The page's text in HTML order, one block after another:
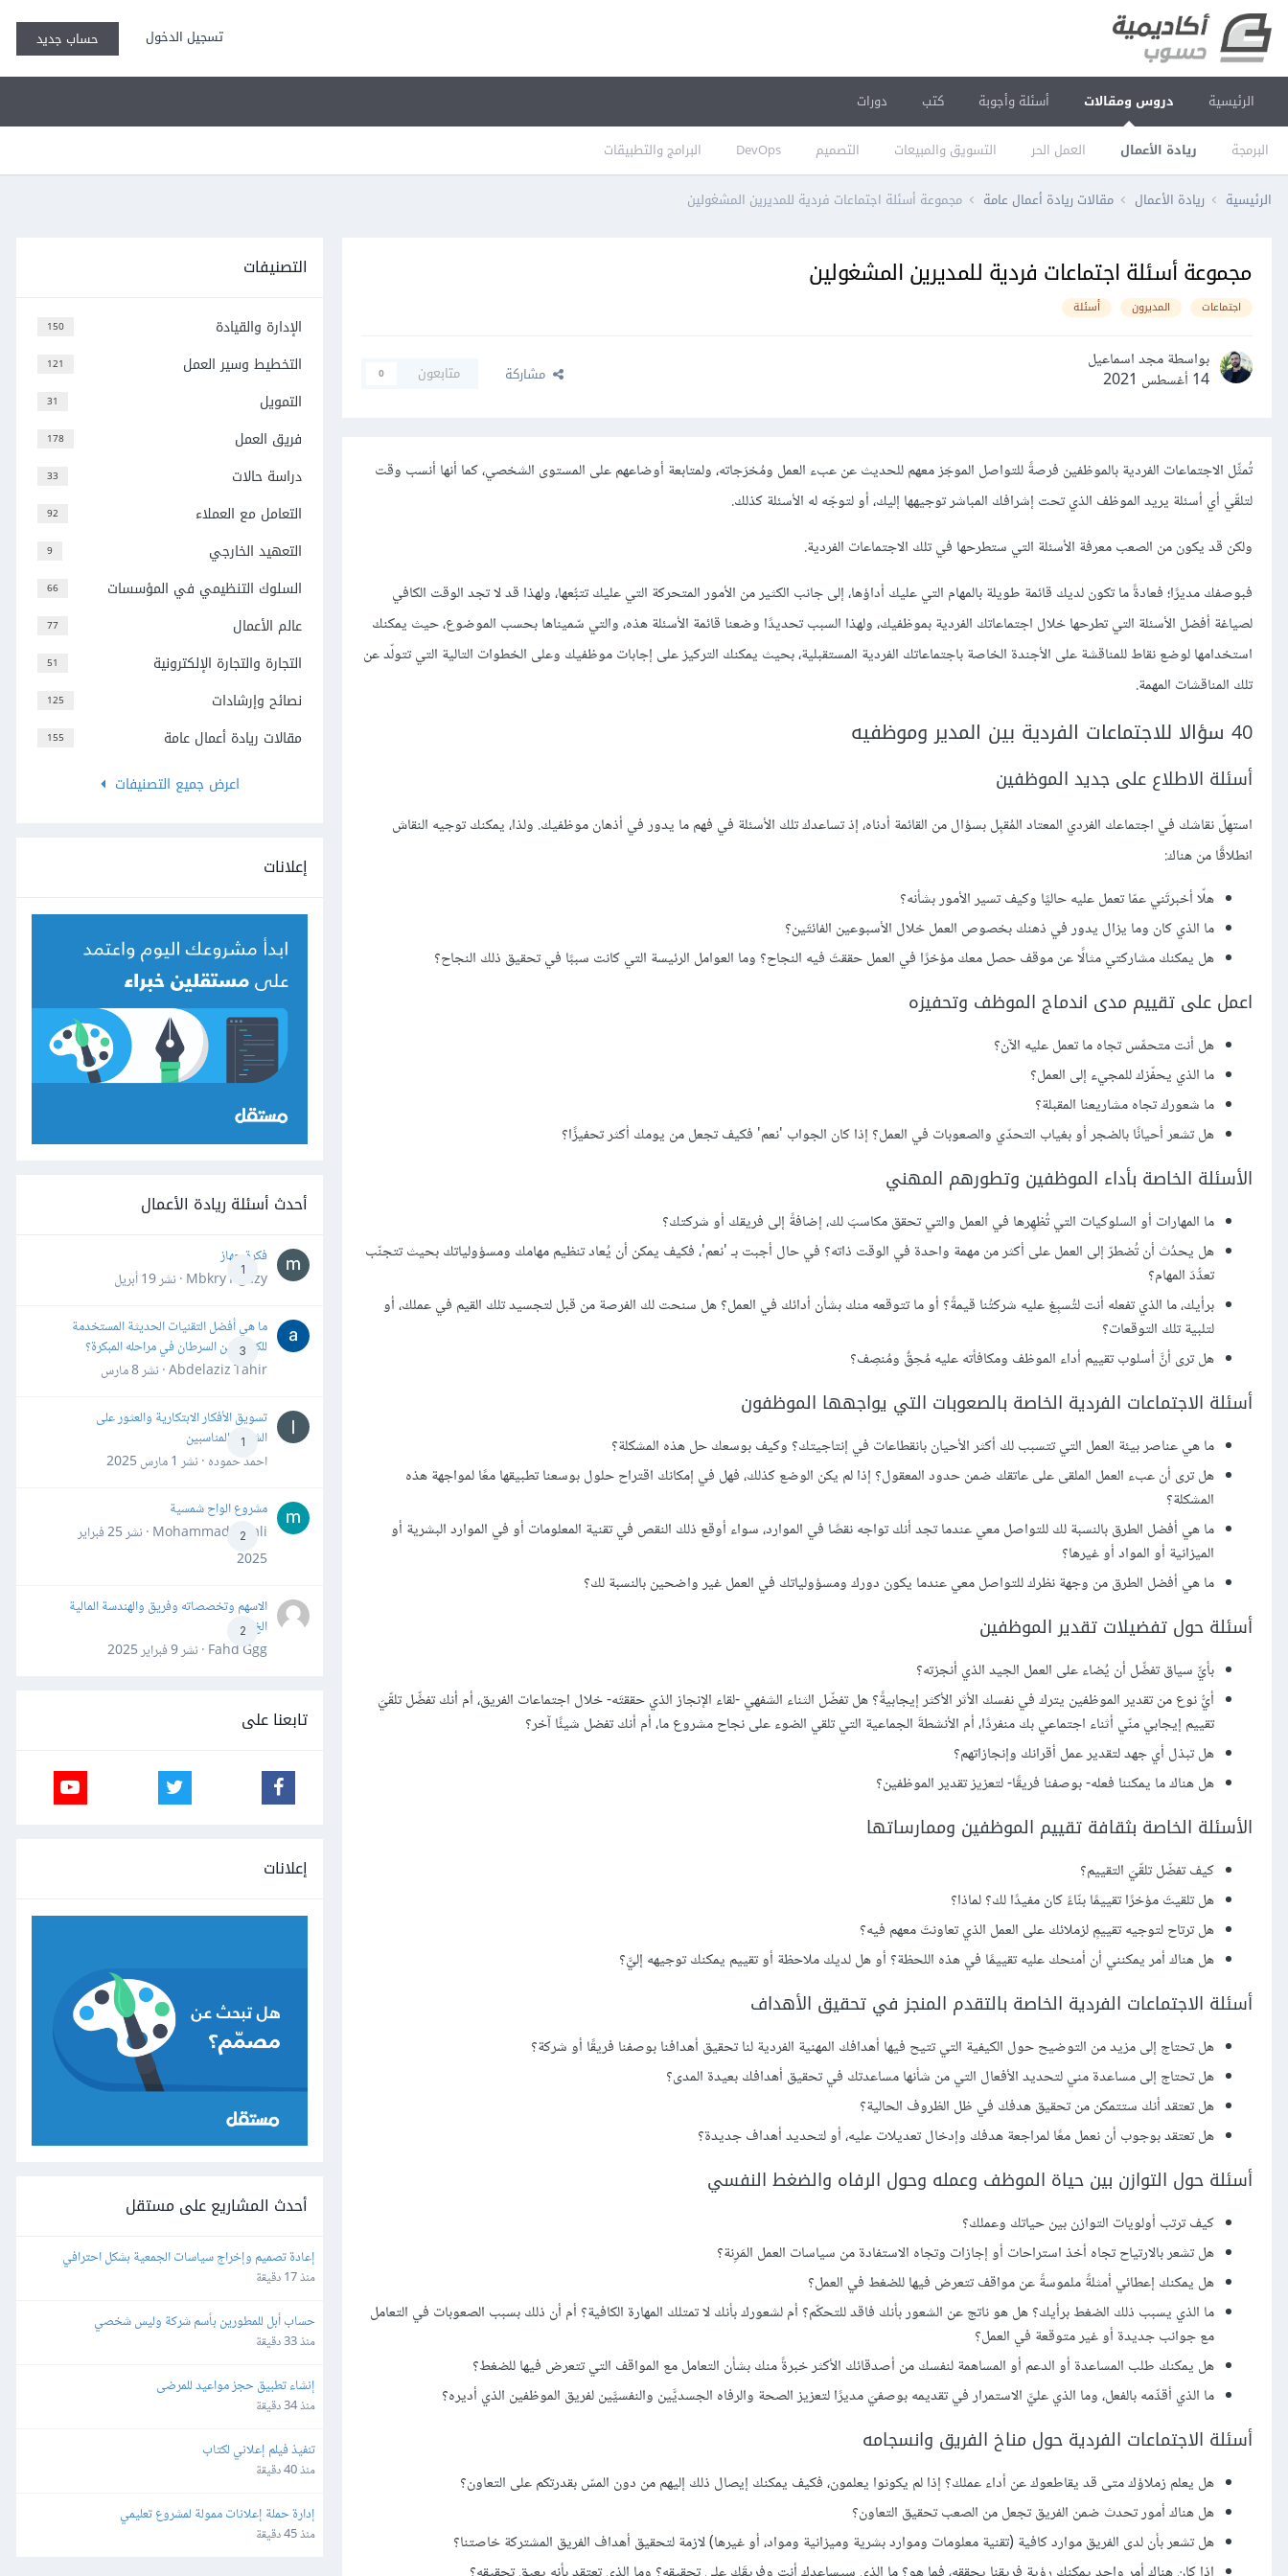
تسجيل الدخول حساب جديد
الرئيسية دروس ومقالات
البرمجة ريادة الأعمال العمل الحر التسويق والمبيعات التصميم DevOps البرامج والتطبيقات
أسئلة وأجوبة كتب دورات
الرئيسية ريادة الأعمال مقالات ريادة أعمال عامة مجموعة أسئلة اجتماعات فردية للمديرين المشغولين
مجموعة أسئلة اجتماعات فردية للمديرين المشغولين
اجتماعات المديرون أسئلة
بواسطة مجد اسماعيل
14 أغسطس 2021
مشاركة متابعون 0
تُمثِّل الاجتماعات الفردية بالموظفين فرصةً للتواصل الموجَز معهم للحديث عن عبء العمل ومُخرَجاته، ولمتابعة أوضاعهم على المستوى الشخصي، كما أنها أنسب وقت
لتلقّي أي أسئلة يريد الموظف الذي تحت إشرافك المباشر توجيهها إليك، أو لتوجّه له الأسئلة كذلك.
ولكن قد يكون من الصعب معرفة الأسئلة التي ستطرحها في تلك الاجتماعات الفردية.
فبوصفك مديرًا؛ فعادةً ما تكون لديك قائمة طويلة بالمهام التي عليك أداؤها، إلى جانب الكثير من الأمور المتحركة التي عليك تتبُّعها، ولهذا قد لا تجد الوقت الكافي
لصياغة أفضل الأسئلة التي تطرحها خلال اجتماعاتك الفردية بموظفيك، ولهذا السبب تحديدًا وضعنا قائمة الأسئلة هذه، والتي سّميناها بحسب الموضوع، حيث يمكنك
استخدامها لوضع نقاط للمناقشة على الأجندة الخاصة باجتماعاتك الفردية المستقبلية، بحيث يمكنك التركيز على إجابات موظفيك وعلى الخطوات التالية التي تتولّد عن
تلك المناقشات المهمة.
40 سؤالا للاجتماعات الفردية بين المدير وموظفيه
أسئلة الاطلاع على جديد الموظفين
استهِلّ نقاشك في اجتماعك الفردي المعتاد المُقبِل بسؤال من القائمة أدناه، إذ تساعدك تلك الأسئلة في فهم ما يدور في أذهان موظفيك. ولذا، يمكنك توجيه النقاش
انطلاقًا من هناك:
هلّا أخبرتَني عمّا تعمل عليه حاليًا وكيف تسير الأمور بشأنه؟
ما الذي كان وما يزال يدور في ذهنك بخصوص العمل خلال الأسبوعين الفائتَين؟
هل يمكنك مشاركتي مثالًا عن موقف حصل معك مؤخرًا في العمل حققتَ فيه النجاح؟ وما العوامل الرئيسة التي كانت سببًا في تحقيق ذلك النجاح؟
اعمل على تقييم مدى اندماج الموظف وتحفيزه
هل أنت متحمِّس تجاه ما تعمل عليه الآن؟
ما الذي يحفّزك للمجيء إلى العمل؟
ما شعورك تجاه مشاريعنا المقبلة؟
هل تشعر أحيانًا بالضجر أو بغياب التحدّي والصعوبات في العمل؟ إذا كان الجواب 'نعم' فكيف تجعل من يومك أكثر تحفيزًا؟
الأسئلة الخاصة بأداء الموظفين وتطورهم المهني
ما المهارات أو السلوكيات التي تُظهِرها في العمل والتي تحقق مكاسبَ لك، إضافةً إلى فريقك أو شركتك؟
هل يحدُث أن تُضطرّ إلى العمل على أكثر من مهمة واحدة في الوقت ذاته؟ في حال أجبت بـ 'نعم'، فكيف يمكن أن يُعاد تنظيم مهامك ومسؤولياتك بحيث تتجنّب
تعدُّدَ المهام؟
برأيك، ما الذي تفعله أنت لتُسبِغ عليه شركتُنا قيمةً؟ أو ما تتوقعه منك بشأن أدائك في العمل؟ هل سنحت لك الفرصة من قبل لتجسيد تلك القيم في عملك، أو
لتلبية تلك التوقعات؟
هل ترى أنَّ أسلوب تقييم أداء الموظف ومكافأته عليه مُحِقٌ ومُنصِف؟
أسئلة الاجتماعات الفردية الخاصة بالصعوبات التي يواجهها الموظفون
ما هي عناصر بيئة العمل التي تتسبب لك أكثر الأحيان بانقطاعات في إنتاجيتك؟ وكيف بوسعك حل هذه المشكلة؟
هل ترى أن عبء العمل الملقى على عاتقك ضمن حدود المعقول؟ إذا لم يكن الوضع كذلك، فهل في إمكانك اقتراح حلول بوسعنا تطبيقها معًا لمواجهة هذه
المشكلة؟
ما هي أفضل الطرق بالنسبة لك للتواصل معي عندما تجد أنك تواجه نقصًا في الموارد، سواء أوقع ذلك النقص في تقنية المعلومات أو في الموارد البشرية أو
الميزانية أو المواد أو غيرها؟
ما هي أفضل الطرق من وجهة نظرك للتواصل معي عندما يكون دورك ومسؤولياتك في العمل غير واضحين بالنسبة لك؟
أسئلة حول تفضيلات تقدير الموظفين
بأيِّ سياق تفضِّل أن يُضاء على العمل الجيد الذي أنجزته؟
أيُّ نوع من تقدير الموظفين يترك في نفسك الأثر الأكثر إيجابيةً؟ هل تفضّل الثناء الشفهي -لقاء الإنجاز الذي حققتَه- خلال اجتماعات الفريق، أم أنك تفضِّل تلقّيَ
تقييم إيجابي منّي أثناء اجتماعي بك منفردًا، أم الأنشطةَ الجماعية التي تلقي الضوء على نجاح مشروع ما، أم أنك تفضل شيئًا آخر؟
هل تبذل أي جهد لتقدير عمل أقرانك وإنجازاتهم؟
هل هناك ما يمكننا فعله- بوصفنا فريقًا- لتعزيز تقدير الموظفين؟
الأسئلة الخاصة بثقافة تقييم الموظفين وممارساتها
كيف تفضّل تلقّيَ التقييم؟
هل تلقيتَ مؤخرًا تقييمًا بنّاءً كان مفيدًا لك؟ لماذا؟
هل ترتاح لتوجيه تقييمٍ لزملائك على العمل الذي تعاونتَ معهم فيه؟
هل هناك أمر يمكنني أن أمنحك عليه تقييمًا في هذه اللحظة؟ أو هل لديك ملاحظة أو تقييم يمكنك توجيهه إليَّ؟
أسئلة الاجتماعات الفردية الخاصة بالتقدم المنجز في تحقيق الأهداف
هل تحتاج إلى مزيد من التوضيح حول الكيفية التي تتيح فيها أهدافك المهنية الفردية لنا تحقيق أهدافنا بوصفنا فريقًا أو شركة؟
هل تحتاج إلى مساعدة مني لتحديد الأفعال التي من شأنها مساعدتك في تحقيق أهدافك بعيدة المدى؟
هل تعتقد أنك ستتمكن من تحقيق هدفك في ظل الظروف الحالية؟
هل تعتقد بوجوب أن نعمل معًا لمراجعة هدفك وإدخال تعديلات عليه، أو لتحديد أهداف جديدة؟
أسئلة حول التوازن بين حياة الموظف وعمله وحول الرفاه والضغط النفسي
كيف ترتب أولويات التوازن بين حياتك وعملك؟
هل تشعر بالارتياح تجاه أخذ استراحات أو إجازات وتجاه الاستفادة من سياسات العمل المَرِنة؟
هل يمكنك إعطائي أمثلةً ملموسةً عن مواقف تتعرض فيها للضغط في العمل؟
ما الذي يسبب ذلك الضغط برأيك؟ هل هو ناتج عن الشعور بأنك فاقد للتحكّم؟ أم لشعورك بأنك لا تمتلك المهارة الكافية؟ أم أن ذلك بسبب الصعوبات في التعامل
مع جوانب جديدة أو غير متوقعة في العمل؟
هل يمكنك طلب المساعدة أو الدعم أو المساهمة لنفسك من أصدقائك الأكثر خبرةً منك بشأن التعامل مع المواقف التي تتعرض فيها للضغط؟
ما الذي أقدِّمه بالفعل، وما الذي عليَّ الاستمرار في تقديمه بوصفيَ مديرًا لتعزيز الصحة والرفاه الجسديَّين والنفسيَّين لفريق الموظفين الذي أديره؟
أسئلة الاجتماعات الفردية حول مناخ الفريق وانسجامه
هل يعلم زملاؤك متى قد يقاطعوك عن أداء عملك؟ إذا لم يكونوا يعلمون، فكيف يمكنك إيصال ذلك إليهم من دون المسّ بقدرتكم على التعاون؟
هل هناك أمور تحدث ضمن الفريق تجعل من الصعب تحقيق التعاون؟
هل تشعر بأن لدى الفريق موارد كافية (تقنية معلومات وموارد بشرية وميزانية ومواد، أو غيرها) لازمة لتحقيق أهداف الفريق المشتركة خاصتنا؟
التصنيفات
150 الإدارة والقيادة
121 التخطيط وسير العمل
31 التمويل
178 فريق العمل
33 دراسة حالات
92 التعامل مع العملاء
9 التعهيد الخارجي
66 السلوك التنظيمي في المؤسسات
77 عالم الأعمال
51 التجارة والتجارة الإلكترونية
125 نصائح وإرشادات
155
مقالات ريادة أعمال عامة
اعرض جميع التصنيفات
إعلانات
أحدث أسئلة ريادة الأعمال
1
فكرة جهاز
Mbkry Hgazy · نشر
19 أبريل
3
ما هي أفضل التقنيات الحديثة المستخدمة
للكشف عن السرطان في مراحله المبكرة؟
Abdelaziz Tahir · نشر
8 مارس
1
تسويق الأفكار الابتكارية والعثور على
الشركاء المناسبين
احمد حموده · نشر 1 مارس 2025
2
مشروع الواح شمسية
Mohammad Awali · نشر
25 فبراير
2025
2
الاسهم وتخصصاته وفريق والهندسة المالية
الخ
Fahd Ggg · نشر
9 فبراير 2025
تابعنا على
إعلانات
أحدث المشاريع على مستقل
إعادة تصميم وإخراج سياسات الجمعية بشكل احترافي
منذ 17 دقيقة
حساب أبل للمطورين بأسم شركة وليس شخصي
منذ 33 دقيقة
إنشاء تطبيق حجز مواعيد للمرضى
منذ 34 دقيقة
تنفيذ فيلم إعلاني لكتاب
منذ 40 دقيقة
إدارة حملة إعلانات ممولة لمشروع تعليمي
منذ 45 دقيقة